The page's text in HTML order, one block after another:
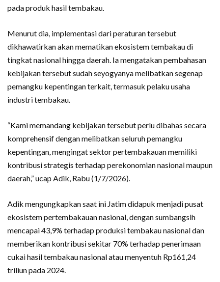
pada produk hasil tembakau.
Menurut dia, implementasi dari peraturan tersebut
dikhawatirkan akan mematikan ekosistem tembakau di
tingkat nasional hingga daerah. Ia mengatakan pembahasan
kebijakan tersebut sudah seyogyanya melibatkan segenap
pemangku kepentingan terkait, termasuk pelaku usaha
industri tembakau.
“Kami memandang kebijakan tersebut perlu dibahas secara
komprehensif dengan melibatkan seluruh pemangku
kepentingan, mengingat sektor pertembakauan memiliki
kontribusi strategis terhadap perekonomian nasional maupun
daerah,” ucap Adik, Rabu (1/7/2026).
Adik mengungkapkan saat ini Jatim didapuk menjadi pusat
ekosistem pertembakauan nasional, dengan sumbangsih
mencapai 43,9% terhadap produksi tembakau nasional dan
memberikan kontribusi sekitar 70% terhadap penerimaan
cukai hasil tembakau nasional atau menyentuh Rp161,24
triliun pada 2024.